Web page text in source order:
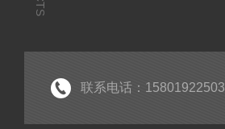
联系电话：15801922503